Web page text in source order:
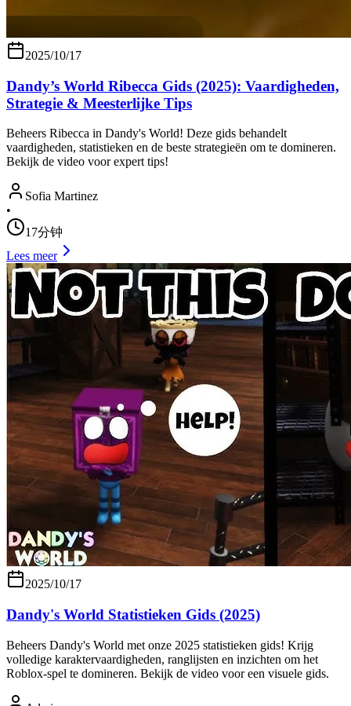
2025/10/17
Dandy’s World Ribecca Gids (2025): Vaardigheden,
Strategie & Meesterlijke Tips
Beheers Ribecca in Dandy's World! Deze gids behandelt
vaardigheden, statistieken en de beste strategieën om te domineren.
Bekijk de video voor expert tips!
Sofia Martinez
•
17分钟
Lees meer
2025/10/17
Dandy's World Statistieken Gids (2025)
Beheers Dandy's World met onze 2025 statistieken gids! Krijg
volledige karaktervaardigheden, ranglijsten en inzichten om het
Roblox-spel te domineren. Bekijk de video voor een visuele gids.